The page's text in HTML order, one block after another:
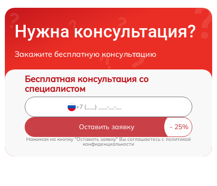
Нужна консультация?
Закажите бесплатную консультацию
Бесплатная консультация со
специалистом
Оставить заявку
Нажимая на кнопку "Оставить заявку" Вы соглашаетесь cполитикой
конфиденциальности